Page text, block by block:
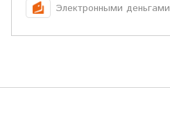
Электронными деньгами